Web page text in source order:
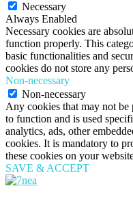
Necessary
Always Enabled
Necessary cookies are
function properly. This
basic functionalities and
cookies do not store any
Non-necessary
Non-necessary
Any cookies that may not be
to function and is used
analytics, ads, other
cookies. It is mandatory to
these cookies on your
SAVE & ACCEPT